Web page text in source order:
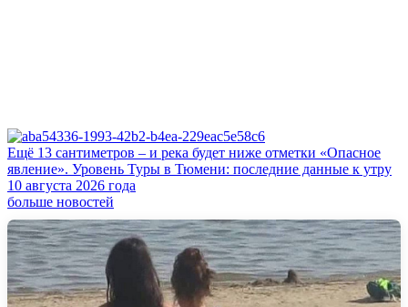
Ещё 13 сантиметров – и река будет ниже отметки «Опасное
явление». Уровень Туры в Тюмени: последние данные к утру
10 августа 2026 года
больше новостей